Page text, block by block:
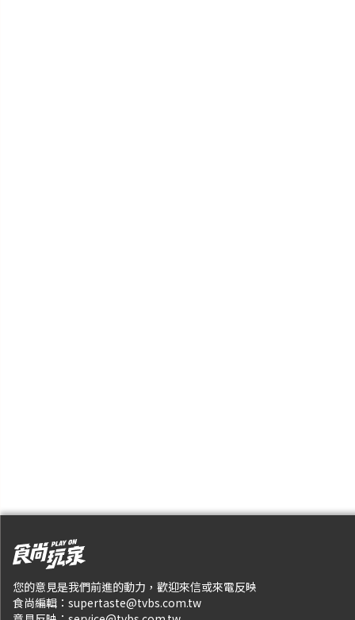
您的意見是我們前進的動力，歡迎來信或來電反映
食尚編輯： supertaste@tvbs.com.tw